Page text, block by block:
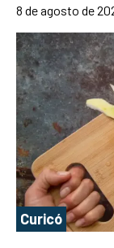
8 de agosto de
Curicó